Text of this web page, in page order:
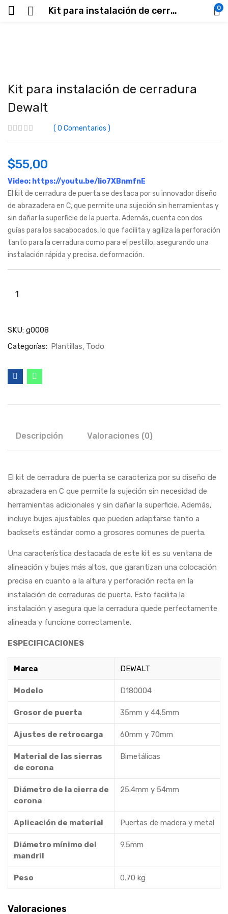
Kit para instalación de cerradura Dewalt 0
Kit para instalación de cerradura
Dewalt
0 Comentarios
$55,00
Video: https://youtu.be/lio7XBnmfnE
El kit de cerradura de puerta se destaca por su innovador diseño
de abrazadera en C, que permite una sujeción sin herramientas y
sin dañar la superficie de la puerta. Además, cuenta con dos
guías para los sacabocados, lo que facilita y agiliza la perforación
tanto para la cerradura como para el pestillo, asegurando una
instalación rápida y precisa. deformación.
SKU: g0008
Categorías: Plantillas Todo
Descripción Valoraciones (0)
El kit de cerradura de puerta se caracteriza por su diseño de
abrazadera en C que permite la sujeción sin necesidad de
herramientas adicionales y sin dañar la superficie. Además,
incluye bujes ajustables que pueden adaptarse tanto a
backsets estándar como a grosores comunes de puerta.
Una característica destacada de este kit es su ventana de
alineación y bujes más altos, que garantizan una colocación
precisa en cuanto a la altura y perforación recta en la
instalación de cerraduras de puerta. Esto facilita la
instalación y asegura que la cerradura quede perfectamente
alineada y funcione correctamente.
ESPECIFICACIONES
Marca DEWALT
Modelo D180004
Grosor de puerta 35mm y 44.5mm
Ajustes de retrocarga 60mm y 70mm
Material de las sierras
de corona
Bimetálicas
Diámetro de la cierra de
corona
25.4mm y 54mm
Aplicación de material Puertas de madera y metal
Diámetro mínimo del
mandril
9.5mm
Peso 0.70 kg
Valoraciones